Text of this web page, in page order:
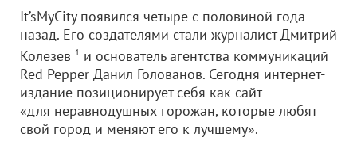
It’sMyCity появился четыре с половиной года
назад. Его создателями стали журналист Дмитрий
Колезев 1 и основатель агентства коммуникаций
Red Pepper Данил Голованов. Сегодня интернет-
издание позиционирует себя как сайт
«для неравнодушных горожан, которые любят
свой город и меняют его к лучшему».